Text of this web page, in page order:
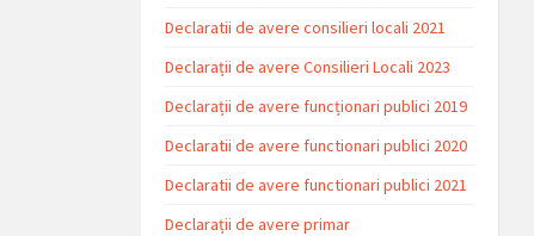
Declaratii de avere consilieri locali 2021
Declarații de avere Consilieri Locali 2023
Declarații de avere funcționari publici 2019
Declaratii de avere functionari publici 2020
Declaratii de avere functionari publici 2021
Declarații de avere primar